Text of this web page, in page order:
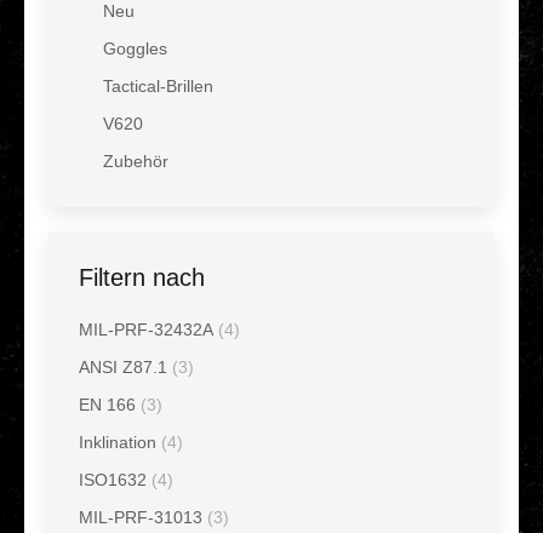
Neu
Goggles
Tactical-Brillen
V620
Zubehör
Filtern nach
MIL-PRF-32432A (4)
ANSI Z87.1 (3)
EN 166 (3)
Inklination (4)
ISO1632 (4)
MIL-PRF-31013 (3)